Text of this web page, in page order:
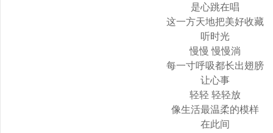
是心跳在唱
这一方天地把美好收藏
听时光
慢慢 慢慢淌
每一寸呼吸都长出翅膀
让心事
轻轻 轻轻放
像生活最温柔的模样
在此间